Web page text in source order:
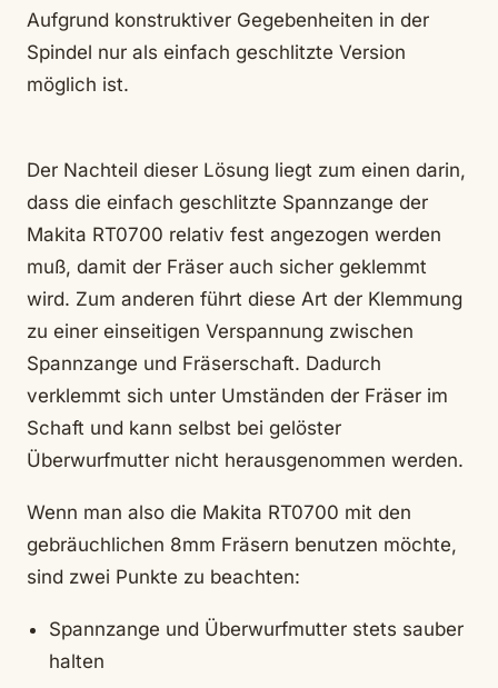
Aufgrund konstruktiver Gegebenheiten in der
Spindel nur als einfach geschlitzte Version
möglich ist.
Der Nachteil dieser Lösung liegt zum einen darin,
dass die einfach geschlitzte Spannzange der
Makita RT0700 relativ fest angezogen werden
muß, damit der Fräser auch sicher geklemmt
wird. Zum anderen führt diese Art der Klemmung
zu einer einseitigen Verspannung zwischen
Spannzange und Fräserschaft. Dadurch
verklemmt sich unter Umständen der Fräser im
Schaft und kann selbst bei gelöster
Überwurfmutter nicht herausgenommen werden.
Wenn man also die Makita RT0700 mit den
gebräuchlichen 8mm Fräsern benutzen möchte,
sind zwei Punkte zu beachten:
Spannzange und Überwurfmutter stets sauber
halten